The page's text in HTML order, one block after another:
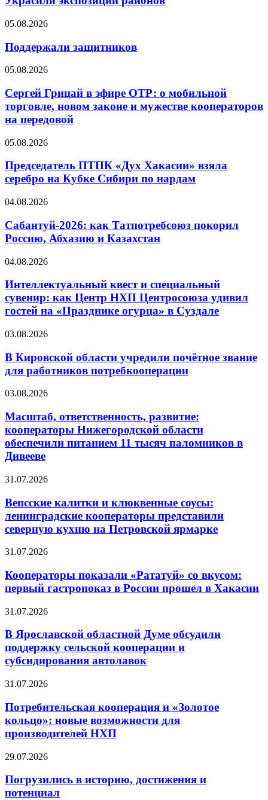
05.08.2026
Поддержали защитников
05.08.2026
Сергей Грицай в эфире ОТР: о мобильной
торговле, новом законе и мужестве кооператоров
на передовой
05.08.2026
Председатель ПТПК «Дух Хакасии» взяла
серебро на Кубке Сибири по нардам
04.08.2026
Сабантуй-2026: как Татпотребсоюз покорил
Россию, Абхазию и Казахстан
04.08.2026
Интеллектуальный квест и специальный
сувенир: как Центр НХП Центросоюза удивил
гостей на «Празднике огурца» в Суздале
03.08.2026
В Кировской области учредили почётное звание
для работников потребкооперации
03.08.2026
Масштаб, ответственность, развитие:
кооператоры Нижегородской области
обеспечили питанием 11 тысяч паломников в
Дивееве
31.07.2026
Вепсские калитки и клюквенные соусы:
ленинградские кооператоры представили
северную кухню на Петровской ярмарке
31.07.2026
Кооператоры показали «Рататуй» со вкусом:
первый гастропоказ в России прошел в Хакасии
31.07.2026
В Ярославской областной Думе обсудили
поддержку сельской кооперации и
субсидирования автолавок
31.07.2026
Потребительская кооперация и «Золотое
кольцо»: новые возможности для
производителей НХП
29.07.2026
Погрузились в историю, достижения и
потенциал